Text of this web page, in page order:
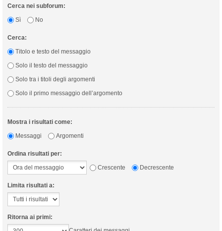
Cerca nei subforum:
Sì
No
Cerca:
Titolo e testo del messaggio
Solo il testo del messaggio
Solo tra i titoli degli argomenti
Solo il primo messaggio dell’argomento
Mostra i risultati come:
Messaggi
Argomenti
Ordina risultati per:
Crescente
Decrescente
Limita risultati a:
Ritorna ai primi: